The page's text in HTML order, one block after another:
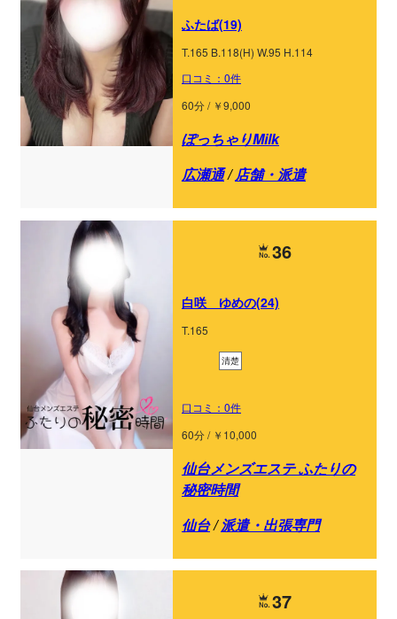
ふたば(19)
T.165 B.118(H) W.95 H.114
口コミ：0件
60分 / ￥9,000
ぽっちゃりMilk
広瀬通/店舗・派遣
36
白咲 ゆめの(24)
T.165
清楚
口コミ：0件
60分 / ￥10,000
仙台メンズエステ ふたりの
秘密時間
仙台/派遣・出張専門
37